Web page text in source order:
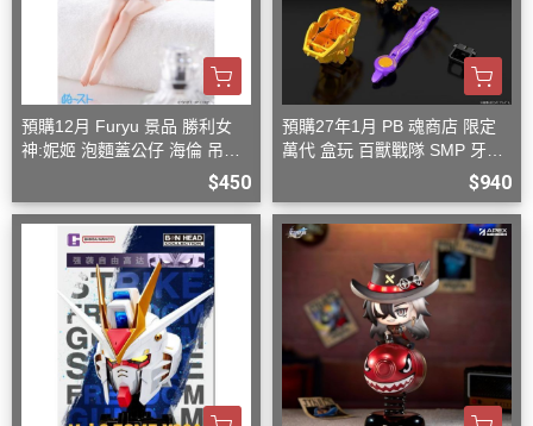
預購12月 Furyu 景品 勝利女
神:妮姬 泡麵蓋公仔 海倫 吊帶
$450
預購27年1月 PB 魂商店 限定
萬代 盒玩 百獸戰隊 SMP 牙吠
$940